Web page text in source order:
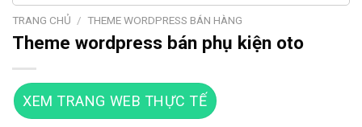
TRANG CHỦ / THEME WORDPRESS BÁN HÀNG
Theme wordpress bán phụ kiện oto
XEM TRANG WEB THỰC TẾ